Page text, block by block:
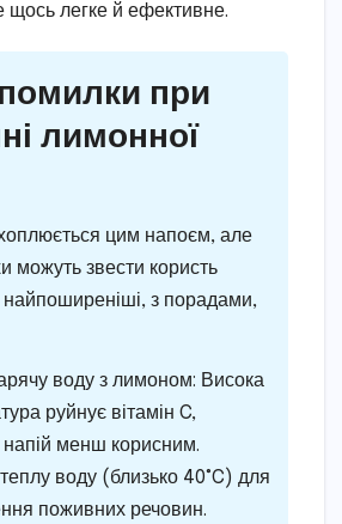
щось легке й ефективне.
при
лимонної
цим напоєм, але
можуть звести користь
найпоширеніші, з порадами,
воду з лимоном: Висока
руйнує вітамін C,
напій менш корисним.
воду (близько 40°C) для
поживних речовин.